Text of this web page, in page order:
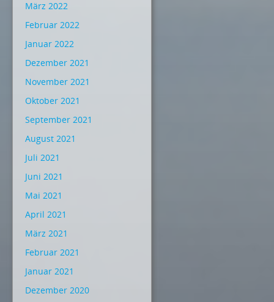
März 2022
Februar 2022
Januar 2022
Dezember 2021
November 2021
Oktober 2021
September 2021
August 2021
Juli 2021
Juni 2021
Mai 2021
April 2021
März 2021
Februar 2021
Januar 2021
Dezember 2020